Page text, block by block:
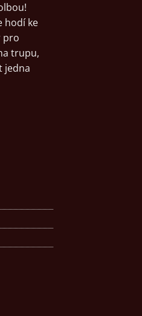
hodí ke
pro
trupu,
jedna